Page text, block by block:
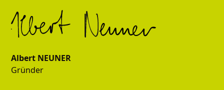
Albert NEUNER
Gründer